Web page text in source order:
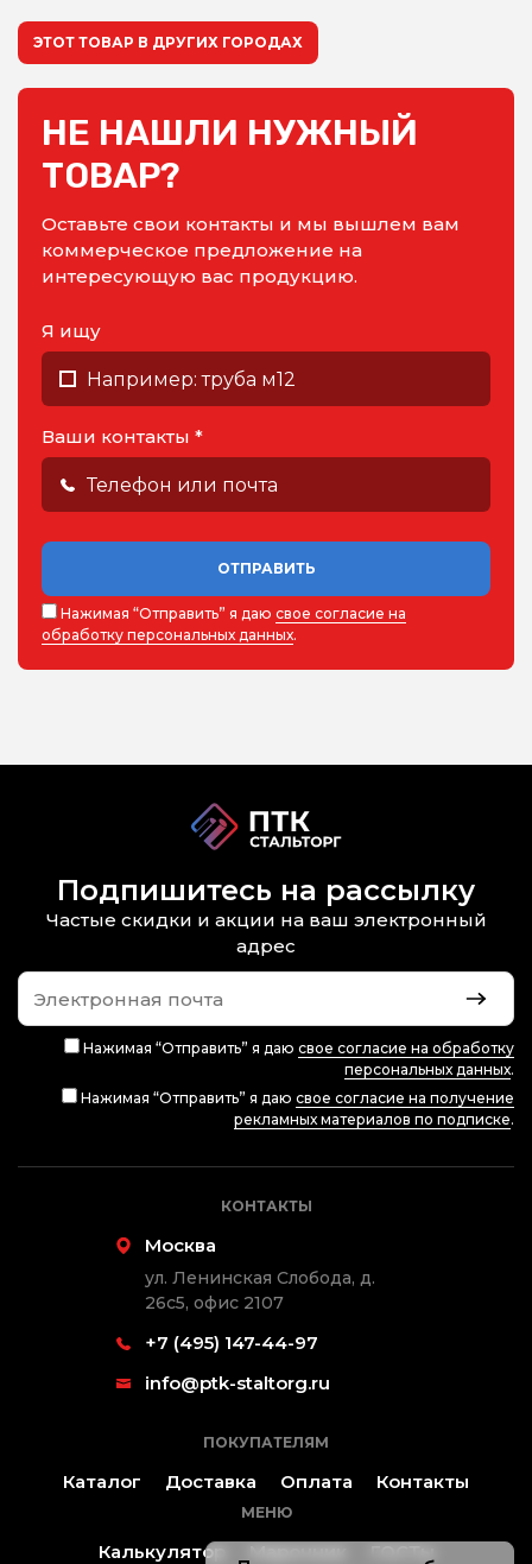
ЭТОТ ТОВАР В ДРУГИХ ГОРОДАХ
НЕ НАШЛИ НУЖНЫЙ
ТОВАР?
Оставьте свои контакты и мы вышлем вам
коммерческое предложение на
интересующую вас продукцию.
Я ищу
Ваши контакты *
ОТПРАВИТЬ
Нажимая “Отправить” я даю свое согласие на
обработку персональных данных.
Подпишитесь на рассылку
Частые скидки и акции на ваш электронный
адрес
Нажимая “Отправить” я даю свое согласие на обработку
персональных данных.
Нажимая “Отправить” я даю свое согласие на получение
рекламных материалов по подписке.
КОНТАКТЫ
Москва
ул. Ленинская Слобода, д.
26с5, офис 2107
+7 (495) 147-44-97
info@ptk-staltorg.ru
ПОКУПАТЕЛЯМ
Каталог Доставка Оплата Контакты
МЕНЮ
Калькулятор